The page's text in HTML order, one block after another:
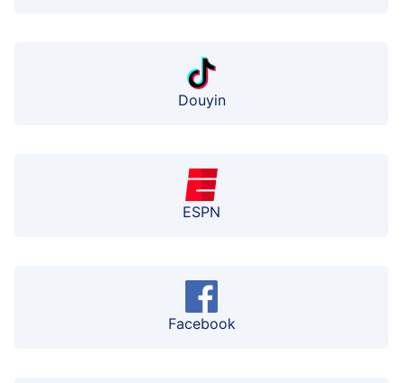
Douyin
ESPN
Facebook